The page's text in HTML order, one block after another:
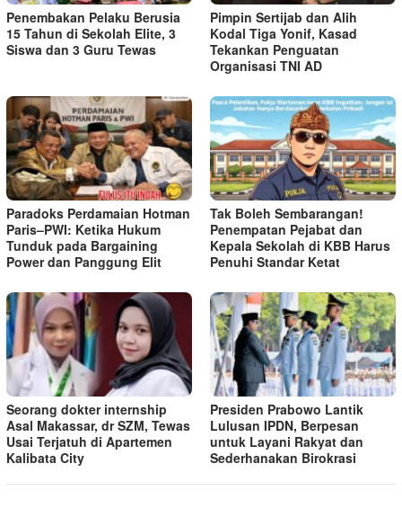
Penembakan Pelaku Berusia
15 Tahun di Sekolah Elite, 3
Siswa dan 3 Guru Tewas
Pimpin Sertijab dan Alih
Kodal Tiga Yonif, Kasad
Tekankan Penguatan
Organisasi TNI AD
Paradoks Perdamaian Hotman
Paris–PWI: Ketika Hukum
Tunduk pada Bargaining
Power dan Panggung Elit
Tak Boleh Sembarangan!
Penempatan Pejabat dan
Kepala Sekolah di KBB Harus
Penuhi Standar Ketat ​
Seorang dokter internship
Asal Makassar, dr SZM, Tewas
Usai Terjatuh di Apartemen
Kalibata City
Presiden Prabowo Lantik
Lulusan IPDN, Berpesan
untuk Layani Rakyat dan
Sederhanakan Birokrasi